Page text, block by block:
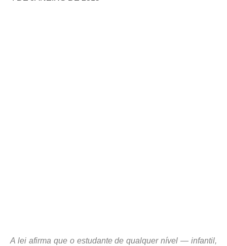
A lei afirma que o estudante de qualquer nível — infantil,